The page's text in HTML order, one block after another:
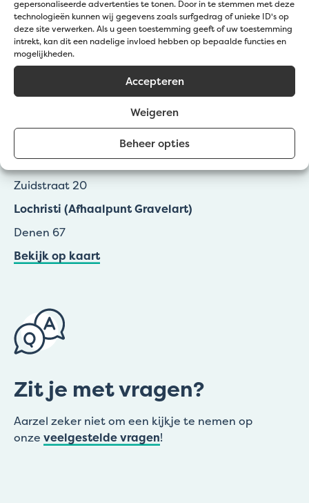
gepersonaliseerde advertenties te tonen. Door in te stemmen met deze
technologieën kunnen wij gegevens zoals surfgedrag of unieke ID's op
deze site verwerken. Als u geen toestemming geeft of uw toestemming
intrekt, kan dit een nadelige invloed hebben op bepaalde functies en
mogelijkheden.
Accepteren
Weigeren
Beheer opties
Kom langs bij Jatu
Zedelgem (Klantendienst Jatu)
Wevelgem (Afhaalpunt Gravelart)
Zuidstraat 20
Lochristi (Afhaalpunt Gravelart)
Denen 67
Bekijk op kaart
Zit je met vragen?
Aarzel zeker niet om een kijkje te nemen op
onze veelgestelde vragen!